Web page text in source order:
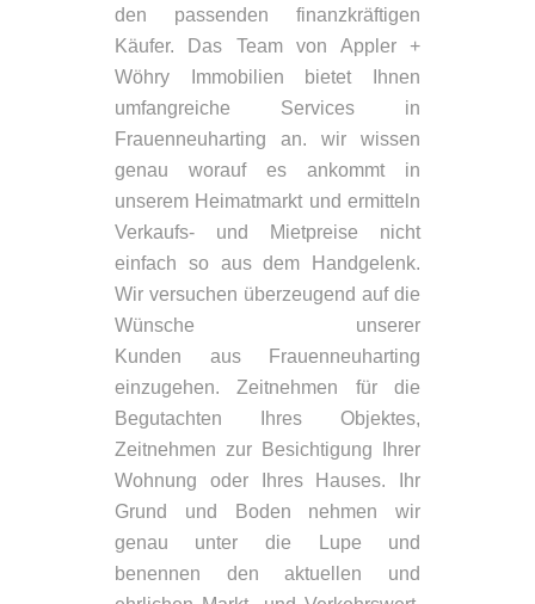
den passenden finanzkräftigen
Käufer. Das Team von Appler +
Wöhry Immobilien bietet Ihnen
umfangreiche Services in
Frauenneuharting an. wir wissen
genau worauf es ankommt in
unserem Heimatmarkt und ermitteln
Verkaufs- und Mietpreise nicht
einfach so aus dem Handgelenk.
Wir versuchen überzeugend auf die
Wünsche unserer
Kunden aus Frauenneuharting
einzugehen. Zeitnehmen für die
Begutachten Ihres Objektes,
Zeitnehmen zur Besichtigung Ihrer
Wohnung oder Ihres Hauses. Ihr
Grund und Boden nehmen wir
genau unter die Lupe und
benennen den aktuellen und